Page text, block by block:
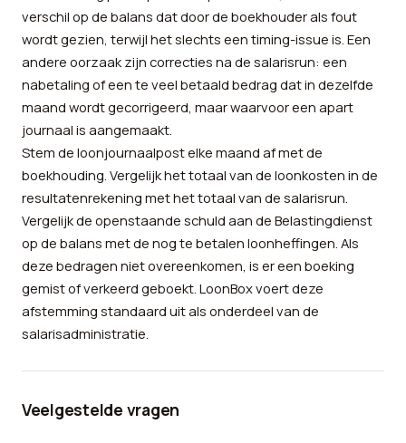
verschil op de balans dat door de boekhouder als fout
wordt gezien, terwijl het slechts een timing-issue is. Een
andere oorzaak zijn correcties na de salarisrun: een
nabetaling of een te veel betaald bedrag dat in dezelfde
maand wordt gecorrigeerd, maar waarvoor een apart
journaal is aangemaakt.
Stem de loonjournaalpost elke maand af met de
boekhouding. Vergelijk het totaal van de loonkosten in de
resultatenrekening met het totaal van de salarisrun.
Vergelijk de openstaande schuld aan de Belastingdienst
op de balans met de nog te betalen loonheffingen. Als
deze bedragen niet overeenkomen, is er een boeking
gemist of verkeerd geboekt. LoonBox voert deze
afstemming standaard uit als onderdeel van de
salarisadministratie.
Veelgestelde vragen